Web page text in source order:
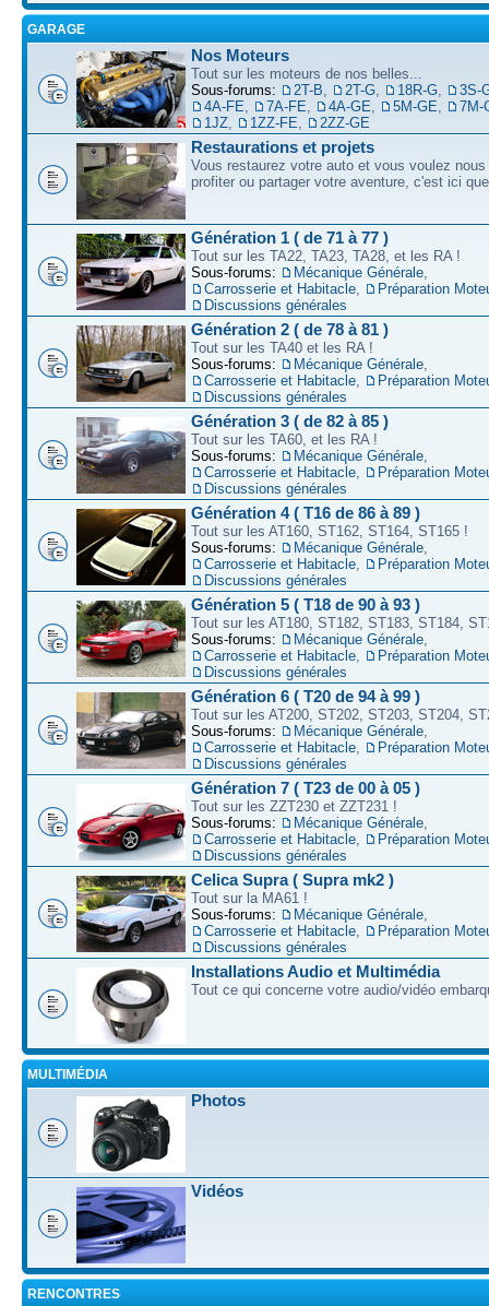
GARAGE
Nos Moteurs
Tout sur les moteurs de nos belles...
Sous-forums:
2T-B 2T-G 18R-G
3S-
4A-FE
7A-FE 4A-GE 5M-GE
7M-
1JZ
1ZZ-FE 2ZZ-GE
Restaurations et projets
Vous restaurez votre auto et vous voulez nous
profiter ou partager votre aventure, c'est ici
Génération 1 ( de 71 à 77 )
Tout sur les TA22, TA23, TA28, et les RA !
Sous-forums:
Mécanique Générale
Carrosserie et Habitacle
Préparation
Discussions générales
Génération 2 ( de 78 à 81 )
Tout sur les TA40 et les RA !
Sous-forums:
Mécanique Générale
Carrosserie et Habitacle
Préparation
Discussions générales
Génération 3 ( de 82 à 85 )
Tout sur les TA60, et les RA !
Sous-forums:
Mécanique Générale
Carrosserie et Habitacle
Préparation
Discussions générales
Génération 4 ( T16 de 86 à 89 )
Tout sur les AT160, ST162, ST164, ST165 !
Sous-forums:
Mécanique Générale
Carrosserie et Habitacle
Préparation
Discussions générales
Génération 5 ( T18 de 90 à 93 )
Tout sur les AT180, ST182, ST183, ST184,
Sous-forums:
Mécanique Générale
Carrosserie et Habitacle
Préparation
Discussions générales
Génération 6 ( T20 de 94 à 99 )
Tout sur les AT200, ST202, ST203, ST204,
Sous-forums:
Mécanique Générale
Carrosserie et Habitacle
Préparation
Discussions générales
Génération 7 ( T23 de 00 à 05 )
Tout sur les ZZT230 et ZZT231 !
Sous-forums:
Mécanique Générale
Carrosserie et Habitacle
Préparation
Discussions générales
Celica Supra ( Supra mk2 )
Tout sur la MA61 !
Sous-forums:
Mécanique Générale
Carrosserie et Habitacle
Préparation
Discussions générales
Installations Audio et Multimédia
Tout ce qui concerne votre audio/vidéo
MULTIMÉDIA
Photos
Vidéos
RENCONTRES